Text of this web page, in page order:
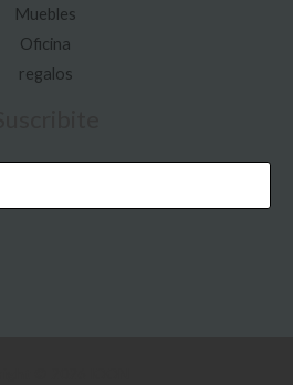
Muebles
Oficina
regalos